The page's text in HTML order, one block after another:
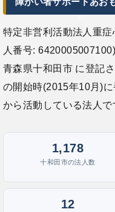
特定非営利活動法人重
人番号:
青森県十和田市 に登記
の開始時(2015年10月)
から活動している法人で
1,178
十和田市の法人数
12